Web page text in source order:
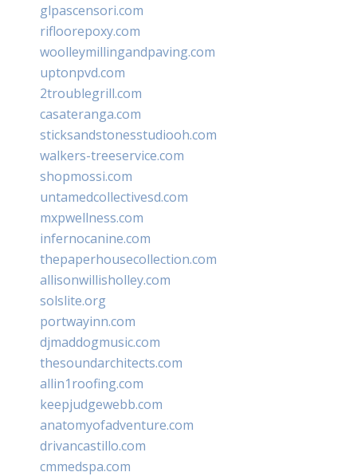
glpascensori.com
rifloorepoxy.com
woolleymillingandpaving.com
uptonpvd.com
2troublegrill.com
casateranga.com
sticksandstonesstudiooh.com
walkers-treeservice.com
shopmossi.com
untamedcollectivesd.com
mxpwellness.com
infernocanine.com
thepaperhousecollection.com
allisonwillisholley.com
solslite.org
portwayinn.com
djmaddogmusic.com
thesoundarchitects.com
allin1roofing.com
keepjudgewebb.com
anatomyofadventure.com
drivancastillo.com
cmmedspa.com